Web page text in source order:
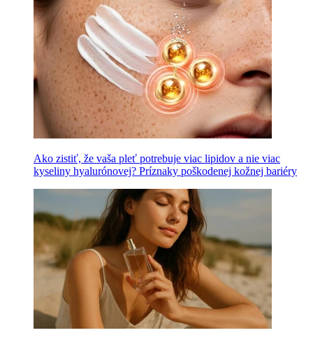
Ako zistiť, že vaša pleť potrebuje viac lipidov a nie viac
kyseliny hyalurónovej? Príznaky poškodenej kožnej bariéry